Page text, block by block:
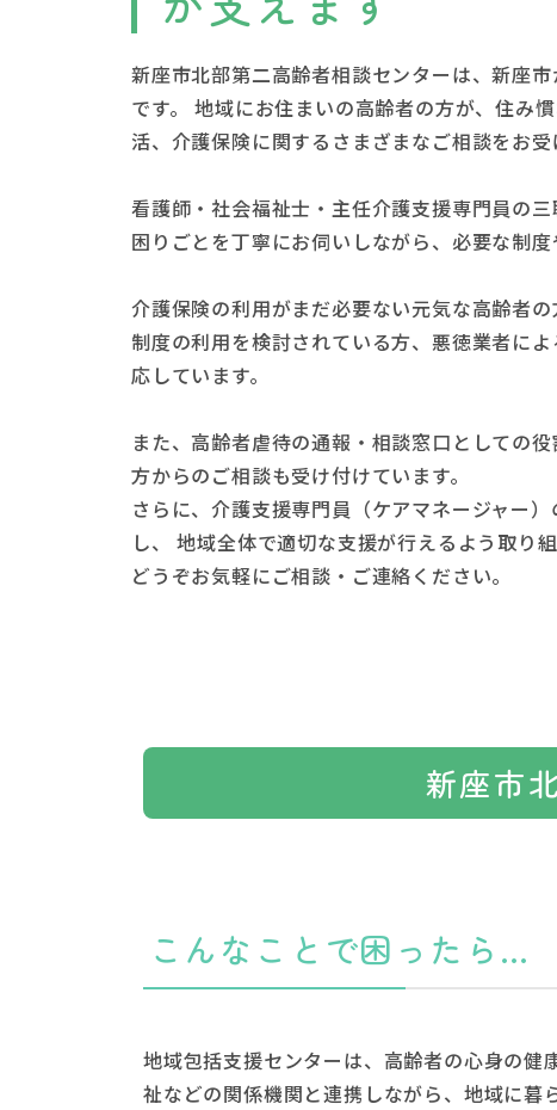
新座市北部第二高齢者相談センターは、新座
です。 地域にお住まいの高齢者の方が、住み
活、介護保険に関するさまざまなご相談をお受
看護師・社会福祉士・主任介護支援専門員の
困りごとを丁寧にお伺いしながら、必要な制
介護保険の利用がまだ必要ない元気な高齢者
制度の利用を検討されている方、悪徳業者に
応しています。
また、高齢者虐待の通報・相談窓口としての
方からのご相談も受け付けています。
さらに、介護支援専門員（ケアマネージャー
し、 地域全体で適切な支援が行えるよう取り組
どうぞお気軽にご相談・ご連絡ください。
新座市
こんなことで困ったら…
地域包括支援センターは、高齢者の心身の
祉などの関係機関と連携しながら、地域に暮